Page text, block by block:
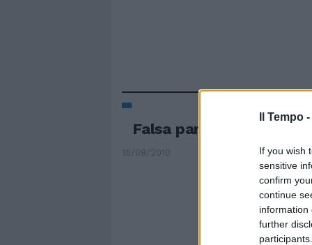
Il Tempo -
If you wish
sensitive
confirm
continue
information
further
Falsa partenza
15/08/2010